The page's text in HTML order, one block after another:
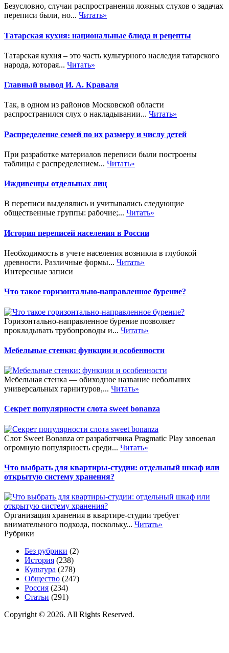
Безусловно, случаи распространения ложных слухов о задачах
переписи были, но... Читать»
Татарская кухня: национальные блюда и рецепты
Татарская кухня – это часть культурного наследия татарского
народа, которая... Читать»
Главный вывод И. А. Краваля
Так, в одном из районов Московской области
распространился слух о накладывании... Читать»
Распределение семей по их размеру и числу детей
При разработке материалов переписи были построены
таблицы с распределением... Читать»
Иждивенцы отдельных лиц
В переписи выделялись и учитывались следующие
общественные группы: рабочие;... Читать»
История переписей населения в России
Необходимость в учете населения возникла в глубокой
древности. Различные формы... Читать»
Интересные записи
Что такое горизонтально-направленное бурение?
Горизонтально-направленное бурение позволяет
прокладывать трубопроводы и... Читать»
Мебельные стенки: функции и особенности
Мебельная стенка — обиходное название небольших
универсальных гарнитуров,... Читать»
Секрет популярности слота sweet bonanza
Слот Sweet Bonanza от разработчика Pragmatic Play завоевал
огромную популярность среди... Читать»
Что выбрать для квартиры-студии: отдельный шкаф или
открытую систему хранения?
Организация хранения в квартире-студии требует
внимательного подхода, поскольку... Читать»
Рубрики
Без рубрики (2)
История (238)
Культура (278)
Общество (247)
Россия (234)
Статьи (291)
Copyright © 2026. All Rights Reserved.